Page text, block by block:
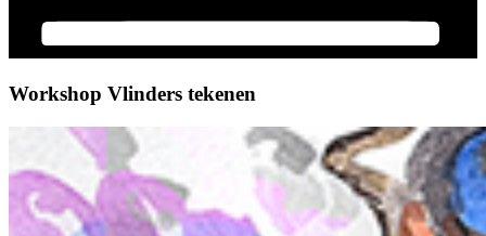
Workshop Vlinders tekenen